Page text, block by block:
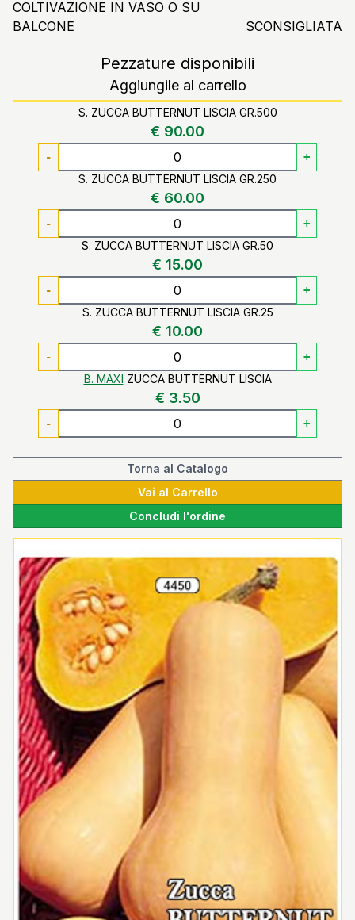
COLTIVAZIONE IN VASO O SU
BALCONE
SCONSIGLIATA
Pezzature disponibili
Aggiungile al carrello
S. ZUCCA BUTTERNUT LISCIA GR.500
€ 90.00
- +
S. ZUCCA BUTTERNUT LISCIA GR.250
€ 60.00
- +
S. ZUCCA BUTTERNUT LISCIA GR.50
€ 15.00
- +
S. ZUCCA BUTTERNUT LISCIA GR.25
€ 10.00
- +
B. MAXI ZUCCA BUTTERNUT LISCIA
€ 3.50
- +
Torna al Catalogo
Vai al Carrello
Concludi l'ordine